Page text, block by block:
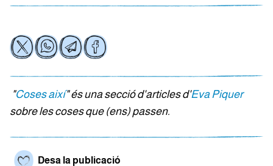
"Coses així" és una secció d'articles d'Eva Piquer
sobre les coses que (ens) passen.
Desa la publicació